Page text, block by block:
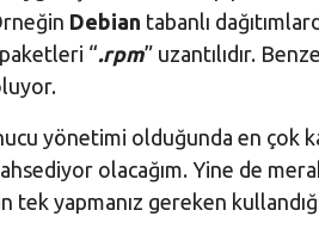
Debian tabanlı
paketleri “.rpm” uzantılıdır.
yönetimi olduğunda en çok
olacağım. Yine de
yapmanız gereken